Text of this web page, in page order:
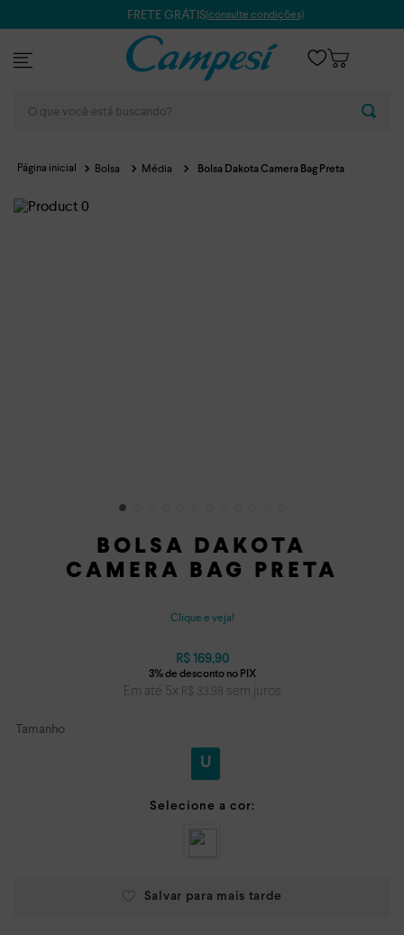
FRETE GRÁTIS(consulte condições)
Bolsa Média Bolsa Dakota Camera Bag Preta
BOLSA DAKOTA
CAMERA BAG PRETA
Clique e veja!
R$ 169,90
Em até 5x R$ 33,98 sem juros
Tamanho
U